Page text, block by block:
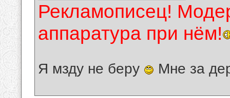
Рекламописец!
аппаратура при нём!
Я мзду не беру Мне за